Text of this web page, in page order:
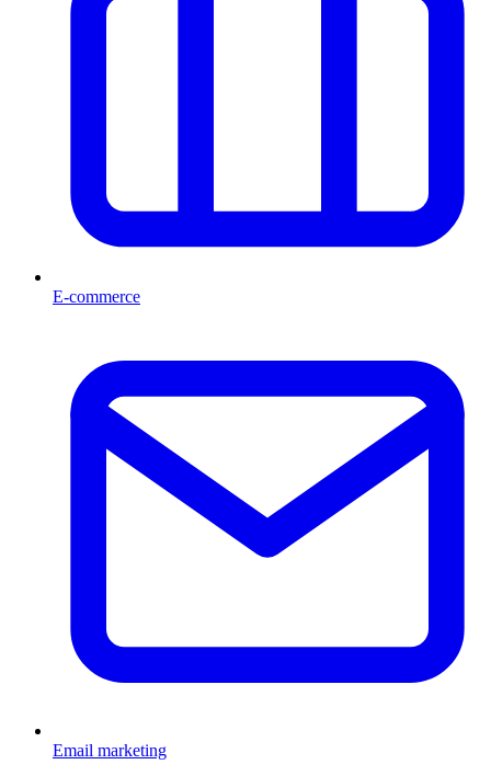
E-commerce
Email marketing